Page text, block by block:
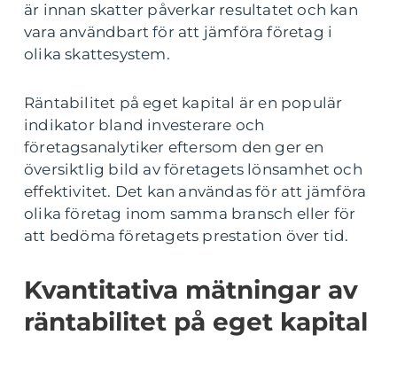
är innan skatter påverkar resultatet och kan
vara användbart för att jämföra företag i
olika skattesystem.
Räntabilitet på eget kapital är en populär
indikator bland investerare och
företagsanalytiker eftersom den ger en
översiktlig bild av företagets lönsamhet och
effektivitet. Det kan användas för att jämföra
olika företag inom samma bransch eller för
att bedöma företagets prestation över tid.
Kvantitativa mätningar av
räntabilitet på eget kapital